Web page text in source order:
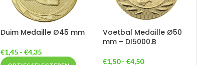
Duim Medaille Ø45 mm
€1,45 - €4,35
Voetbal Medaille Ø50
mm – DI5000.B
€1,50 - €4,50